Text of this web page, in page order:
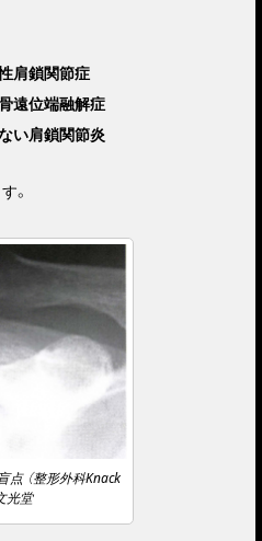
肩鎖関節症
遠位端融解症
い肩鎖関節炎
。
点 （整形外科Knack
光堂